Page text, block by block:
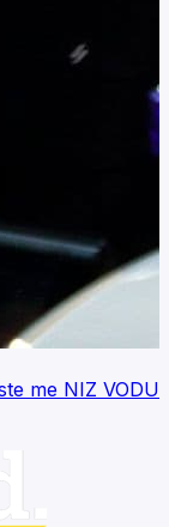
me NIZ VODU